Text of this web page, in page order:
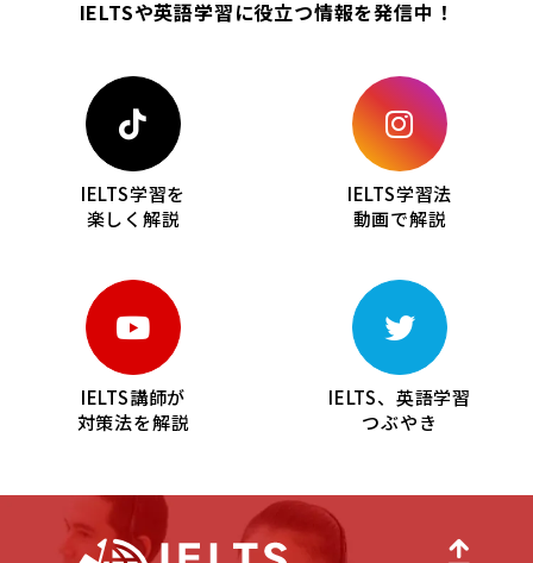
IELTSや英語学習に役立つ情報を発信中！
IELTS学習を
楽しく解説
IELTS学習法
動画で解説
IELTS講師が
対策法を解説
IELTS、英語学習
つぶやき